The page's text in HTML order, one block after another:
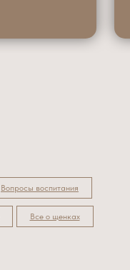
Вопросы воспитания
Все о щенках